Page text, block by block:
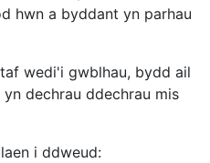
hwn a byddant yn parhau
wedi'i gwblhau, bydd ail
dechrau ddechrau mis
i ddweud: